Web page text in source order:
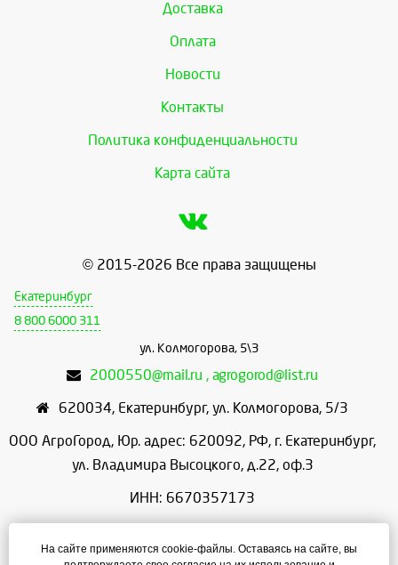
Доставка
Оплата
Новости
Контакты
Политика конфиденциальности
Карта сайта
© 2015-2026 Все права защищены
Екатеринбург
8 800 6000 311
ул. Колмогорова, 5\3
2000550@mail.ru , agrogorod@list.ru
620034, Екатеринбург, ул. Колмогорова, 5/3
ООО АгроГород, Юр. адрес: 620092, РФ, г. Екатеринбург,
ул. Владимира Высоцкого, д.22, оф.3
ИНН: 6670357173
На сайте применяются cookie-файлы. Оставаясь на сайте, вы